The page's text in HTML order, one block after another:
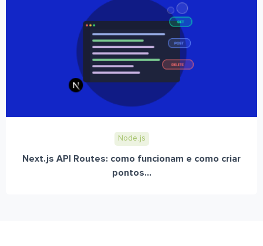
Node.js
Next.js API Routes: como funcionam e como criar
pontos...